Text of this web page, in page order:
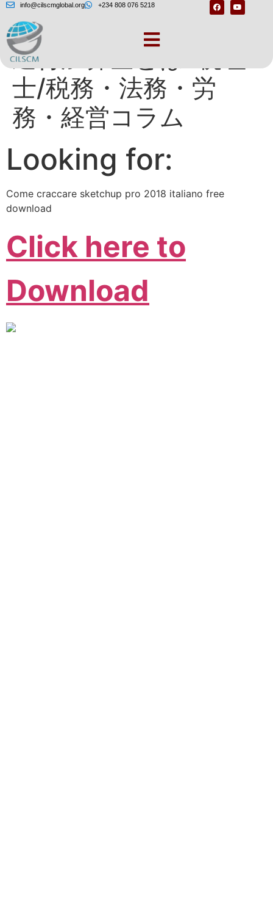
info@cilscmglobal.org +234 808 076 5218
還付加算金とは: 税理
士/税務・法務・労
務・経営コラム
Looking for:
Come craccare sketchup pro 2018 italiano free
download
Click here to
Download